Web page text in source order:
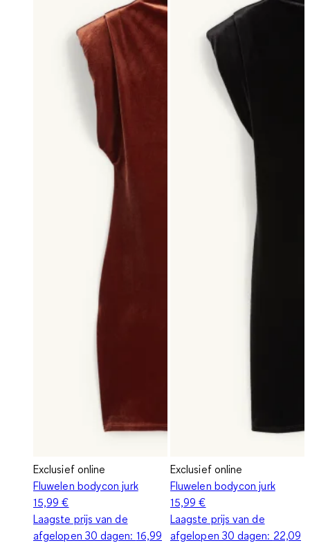
Exclusief online
Fluwelen bodycon jurk
15,99 €
Laagste prijs van de
afgelopen 30 dagen: 16,99
Exclusief online
Fluwelen bodycon jurk
15,99 €
Laagste prijs van de
afgelopen 30 dagen: 22,09